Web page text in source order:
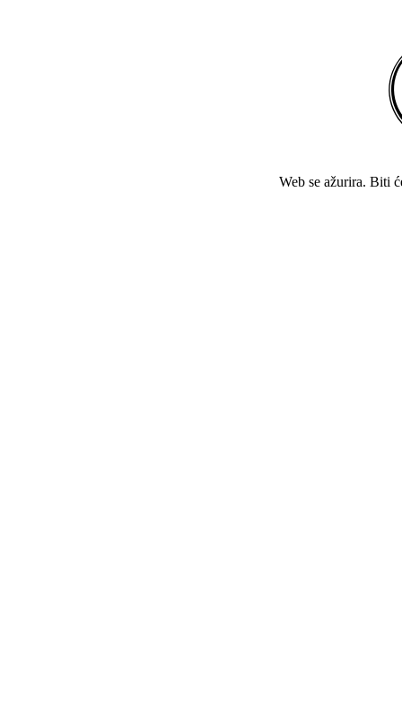
Web se ažurira. Biti